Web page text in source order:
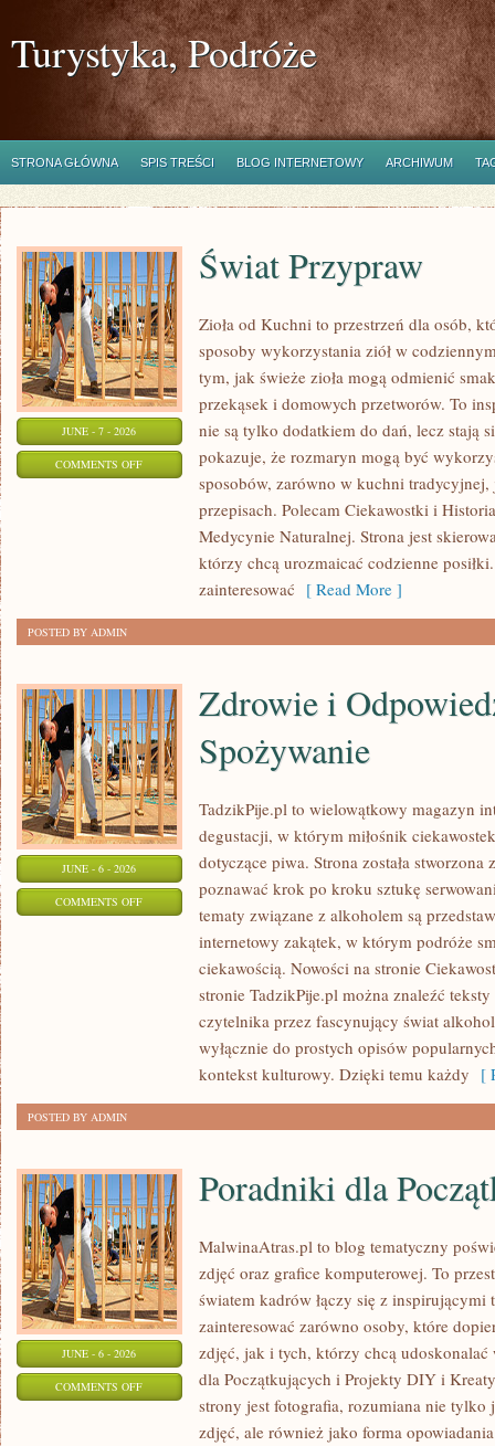
Turystyka, Podróże
STRONA GŁÓWNA SPIS TREŚCI BLOG INTERNETOWY ARCHIWUM
JUNE - 7 - 2026
COMMENTS OFFON
PRZYPRAW
Świat Przypraw
Zioła od Kuchni to przestrzeń dla osób,
sposoby wykorzystania ziół w
tym, jak świeże zioła mogą odmienić
przekąsek i domowych przetworów. To
nie są tylko dodatkiem do dań, lecz stają
pokazuje, że rozmaryn mogą być
sposobów, zarówno w kuchni
przepisach. Polecam Ciekawostki i
Medycynie Naturalnej. Strona jest
którzy chcą urozmaicać codzienne
zainteresować [ Read More ]
POSTED BY ADMIN
JUNE - 6 - 2026
COMMENTS OFFON
Zdrowie i
Spożywanie
TadzikPije.pl to wielowątkowy magazyn
degustacji, w którym miłośnik
dotyczące piwa. Strona została
poznawać krok po kroku sztukę
tematy związane z alkoholem są
internetowy zakątek, w którym podróże
ciekawością. Nowości na stronie
stronie TadzikPije.pl można znaleźć
czytelnika przez fascynujący świat
wyłącznie do prostych opisów
kontekst kulturowy. Dzięki temu każdy [
POSTED BY ADMIN
JUNE - 6 - 2026
COMMENTS OFFON
PORADNIKI
Poradniki dla
MalwinaAtras.pl to blog tematyczny
zdjęć oraz grafice komputerowej. To
światem kadrów łączy się z inspirującymi
zainteresować zarówno osoby, które
zdjęć, jak i tych, którzy chcą
dla Początkujących i Projekty DIY i
strony jest fotografia, rozumiana nie
zdjęć, ale również jako forma